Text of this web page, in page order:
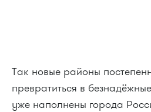
Так новые районы
превратиться в
уже наполнены города